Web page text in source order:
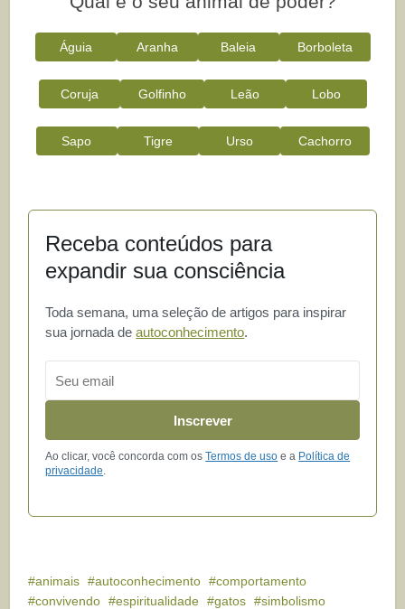
Águia Aranha Baleia Borboleta
Coruja Golfinho Leão Lobo
Sapo Tigre Urso Cachorro
Receba conteúdos para
expandir sua consciência
Toda semana, uma seleção de artigos para inspirar
sua jornada deautoconhecimento.
Inscrever
Ao clicar, você concorda com osTermos de uso e a Política de
privacidade.
animais autoconhecimento
comportamento
convivendo
espiritualidade gatos
simbolismo